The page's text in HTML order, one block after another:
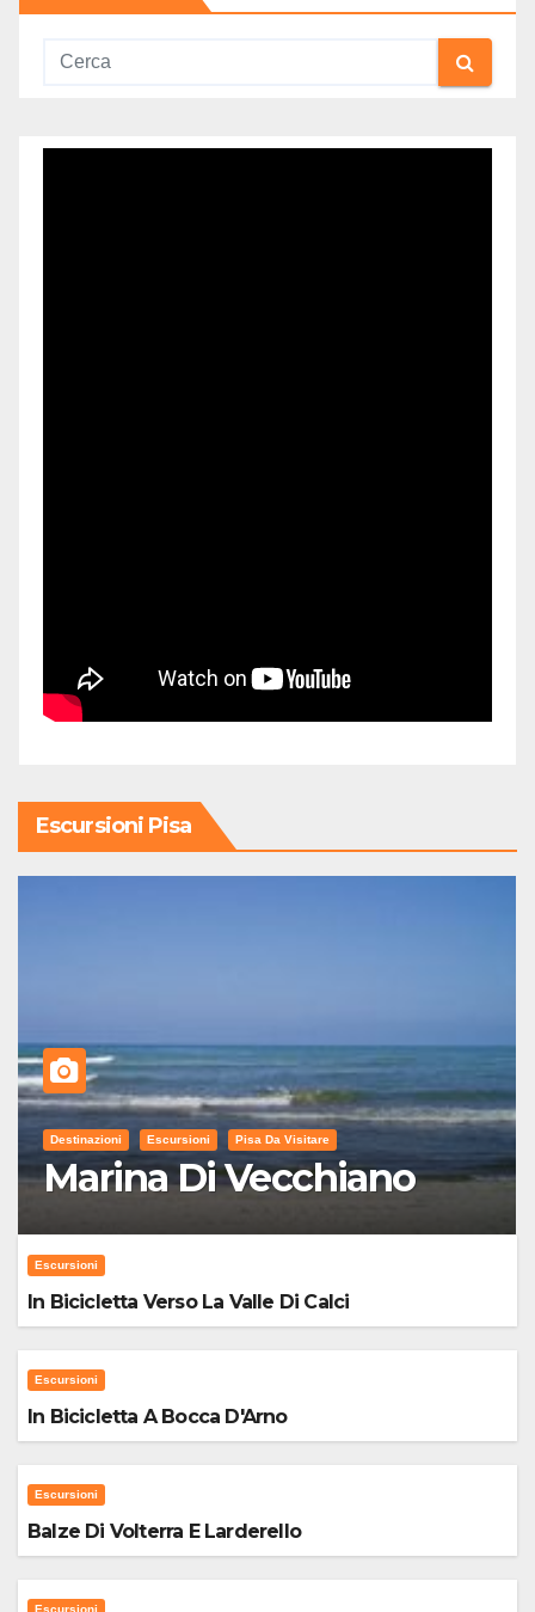
Escursioni Pisa
Destinazioni Escursioni Pisa Da Visitare
Marina Di Vecchiano
Escursioni
In Bicicletta Verso La Valle Di Calci
Escursioni
In Bicicletta A Bocca D'Arno
Escursioni
Balze Di Volterra E Larderello
Escursioni